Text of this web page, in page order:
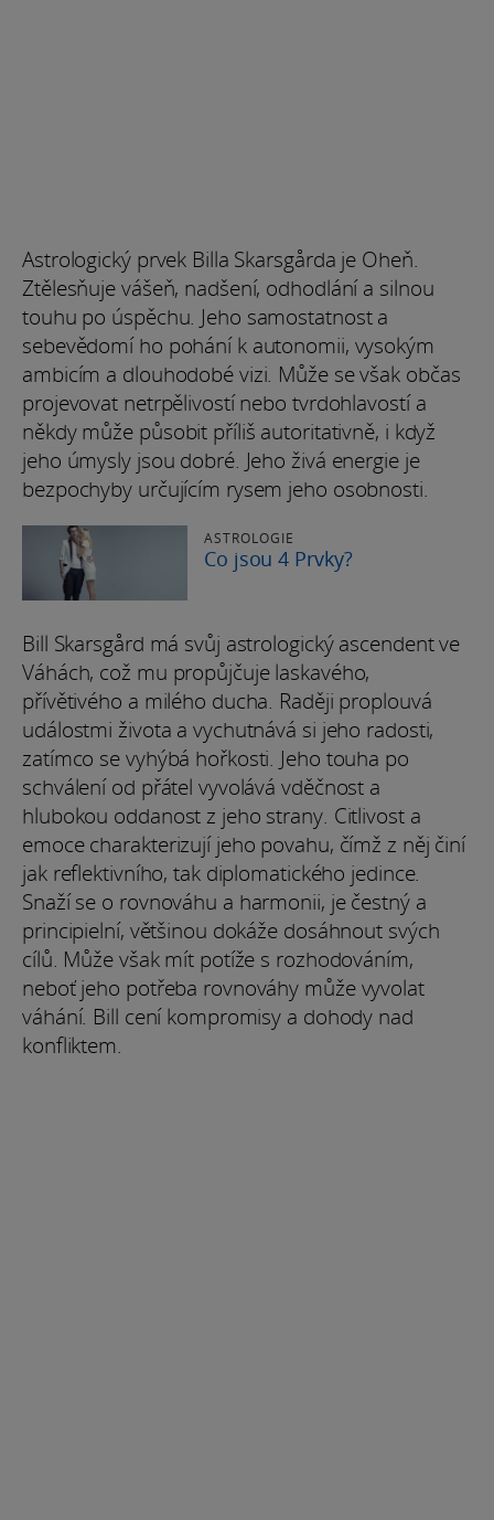
Astrologický prvek Billa Skarsgårda je Oheň.
Ztělesňuje vášeň, nadšení, odhodlání a silnou
touhu po úspěchu. Jeho samostatnost a
sebevědomí ho pohání k autonomii, vysokým
ambicím a dlouhodobé vizi. Může se však občas
projevovat netrpělivostí nebo tvrdohlavostí a
někdy může působit příliš autoritativně, i když
jeho úmysly jsou dobré. Jeho živá energie je
bezpochyby určujícím rysem jeho osobnosti.
ASTROLOGIE
Co jsou 4 Prvky?
Bill Skarsgård má svůj astrologický ascendent ve
Váhách, což mu propůjčuje laskavého,
přívětivého a milého ducha. Raději proplouvá
událostmi života a vychutnává si jeho radosti,
zatímco se vyhýbá hořkosti. Jeho touha po
schválení od přátel vyvolává vděčnost a
hlubokou oddanost z jeho strany. Citlivost a
emoce charakterizují jeho povahu, čímž z něj činí
jak reflektivního, tak diplomatického jedince.
Snaží se o rovnováhu a harmonii, je čestný a
principielní, většinou dokáže dosáhnout svých
cílů. Může však mít potíže s rozhodováním,
neboť jeho potřeba rovnováhy může vyvolat
váhání. Bill cení kompromisy a dohody nad
konfliktem.